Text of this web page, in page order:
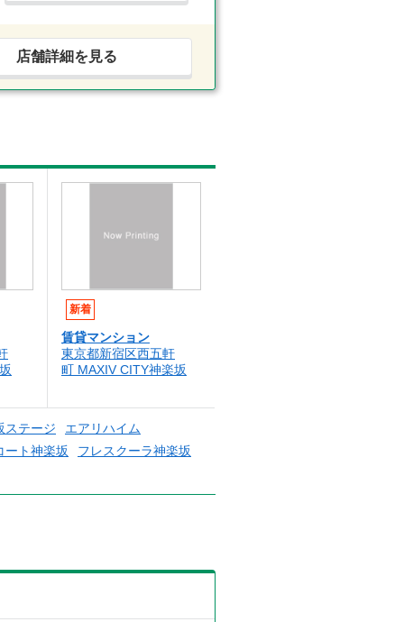
店舗詳細を見る
新着
賃貸マンション
東京都新宿区西五軒
町 MAXIV CITY神楽坂
ステージ
エアリハイム
ート神楽坂
フレスクーラ神楽坂